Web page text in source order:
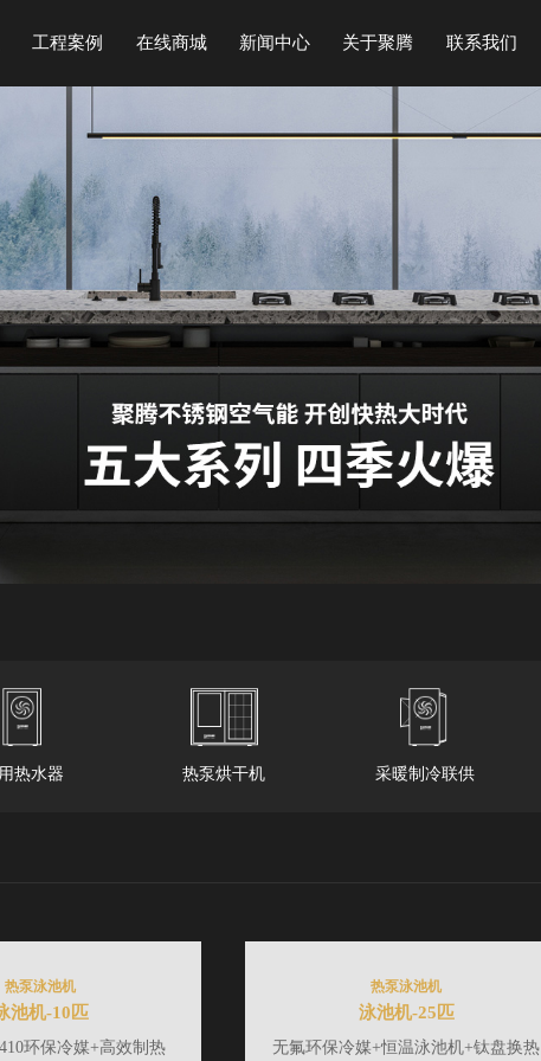
工程案例 在线商城 新闻中心 关于聚腾 联系我们
热水器 热泵烘干机 采暖制冷联供
热泵泳池机
池机-10匹
环保冷媒+高效制热
热泵泳池机
泳池机-25匹
无氟环保冷媒+恒温泳池机+钛盘换热